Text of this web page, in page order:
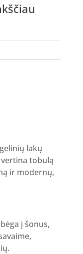
lakų
tobulą
ir modernų,
į šonus,